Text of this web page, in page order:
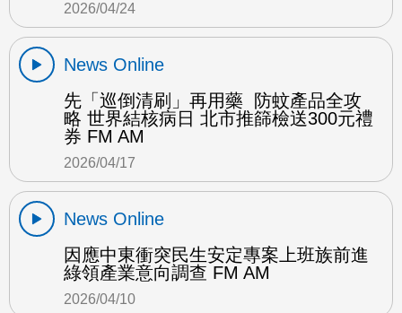
2026/04/24
News Online
先「巡倒清刷」再用藥 防蚊產品全攻
略 世界結核病日 北市推篩檢送300元禮
券 FM AM
2026/04/17
News Online
因應中東衝突民生安定專案上班族前進
綠領產業意向調查 FM AM
2026/04/10